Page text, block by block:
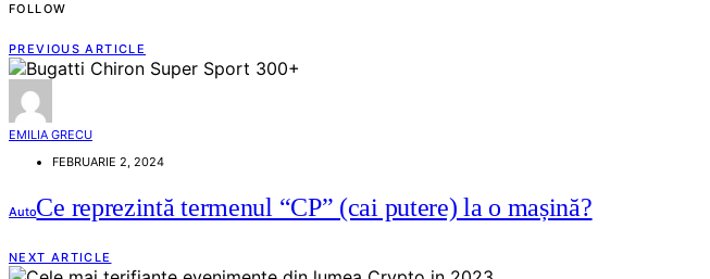
FOLLOW
PREVIOUS ARTICLE
EMILIA GRECU
FEBRUARIE 2, 2024
AutoCe reprezintă termenul “CP” (cai putere) la o mașină?
NEXT ARTICLE